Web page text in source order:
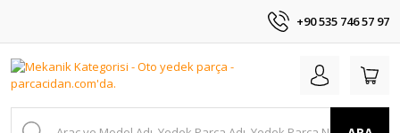
+90 535 746 57 97